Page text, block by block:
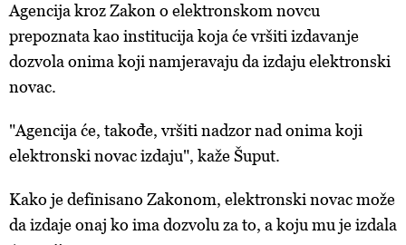
Agencija kroz Zakon o elektronskom novcu
prepoznata kao institucija koja će vršiti izdavanje
dozvola onima koji namjeravaju da izdaju elektronski
novac.
"Agencija će, takođe, vršiti nadzor nad onima koji
elektronski novac izdaju", kaže Šuput.
Kako je definisano Zakonom, elektronski novac može
da izdaje onaj ko ima dozvolu za to, a koju mu je izdala